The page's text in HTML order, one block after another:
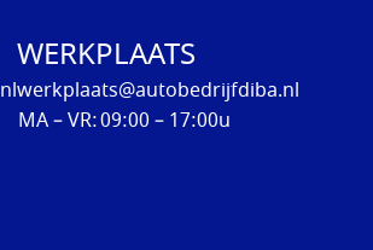
Kan ik je misschien helpen?
WERKPLAATS
werkplaats@autobedrijfdiba.nl
MA – VR:09:00 – 17:00u